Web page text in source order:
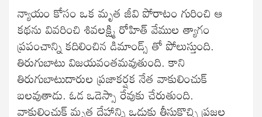
న్యాయం కోసం ఒక మృత జీవి పోరాటం గురించి ఆ
కథను వివరించి శివలక్ష్మి రోహిత్‍ వేముల త్యాగం
ప్రపంచాన్ని కదిలించిన డిమాండ్స్ తో పోలుస్తుంది.
తిరుగుబాటు విజయవంతమవుతుంది. కాని
తిరుగుబాటుదారుల ప్రజాకర్షక నేత వాకులించుక్‍
బలవుతాడు. ఓడ ఒడెస్సా రేవుకు చేరుతుంది.
వాకులించుక్‍ మృత దేహాన్ని ఒడ్డుకు తీసుకొచ్చి ప్రజల